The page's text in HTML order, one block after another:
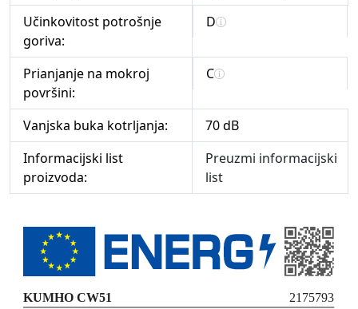
Učinkovitost potrošnje
goriva:
D
Prianjanje na mokroj
površini:
C
Vanjska buka kotrljanja:
70 dB
Informacijski list
proizvoda:
Preuzmi informacijski
list